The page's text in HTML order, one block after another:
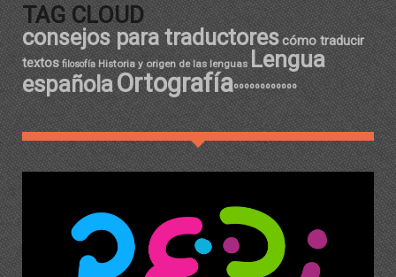
TAG CLOUD
consejos para traductorescómo traducir
textos filosofía Historia y origen de las lenguas Lengua
españolaOrtografíaºººººººººººº